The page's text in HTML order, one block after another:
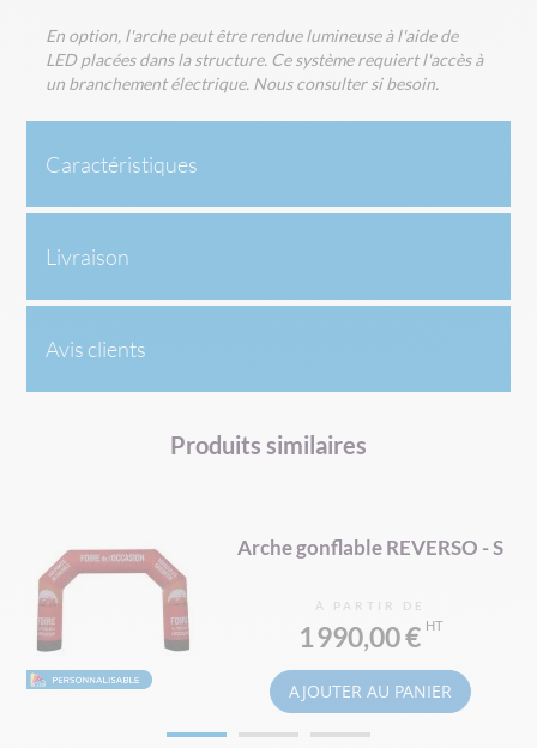
En option, l'arche peut être rendue lumineuse à l'aide de
LED placées dans la structure. Ce système requiert l'accès à
un branchement électrique. Nous consulter si besoin.
Caractéristiques
Livraison
Avis clients
Produits similaires
Arche gonflable REVERSO - S
À PARTIR DE
1 990,00 €
AJOUTER AU PANIER